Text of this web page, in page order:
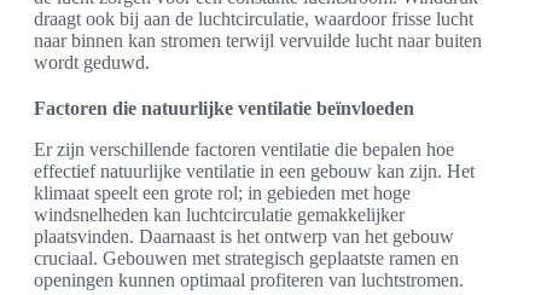
draagt ook bij aan de luchtcirculatie, waardoor frisse lucht
naar binnen kan stromen terwijl vervuilde lucht naar buiten
wordt geduwd.
Factoren die natuurlijke ventilatie beïnvloeden
Er zijn verschillende factoren ventilatie die bepalen hoe
effectief natuurlijke ventilatie in een gebouw kan zijn. Het
klimaat speelt een grote rol; in gebieden met hoge
windsnelheden kan luchtcirculatie gemakkelijker
plaatsvinden. Daarnaast is het ontwerp van het gebouw
cruciaal. Gebouwen met strategisch geplaatste ramen en
openingen kunnen optimaal profiteren van luchtstromen.